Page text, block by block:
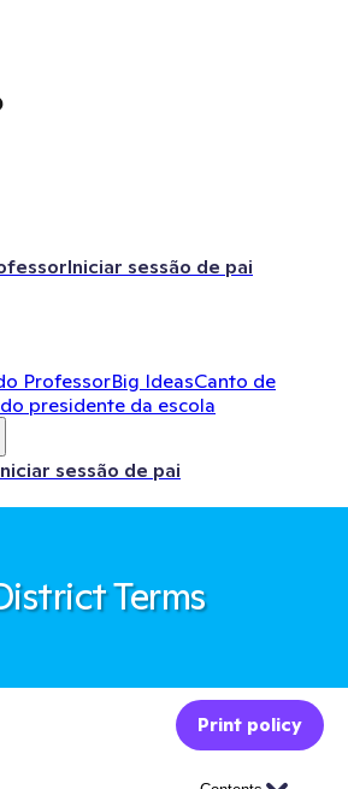
Iniciar sessão de pai
ProfessorBig IdeasCanto de
presidente da escola
sessão de pai
Terms
Print policy